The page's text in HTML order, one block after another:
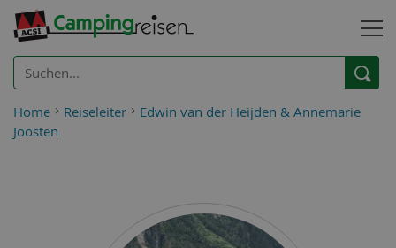
Home Reiseleiter
Edwin van der Heijden & Annemarie
Joosten